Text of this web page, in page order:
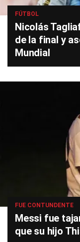
FÚTBOL
Nicolás
de la final y
Mundial
FUE CONTUNDENTE
Messi fue
que su hijo